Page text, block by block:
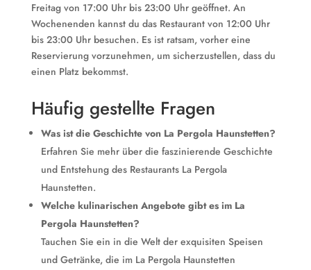
Freitag von 17:00 Uhr bis 23:00 Uhr geöffnet. An
Wochenenden kannst du das Restaurant von 12:00 Uhr
bis 23:00 Uhr besuchen. Es ist ratsam, vorher eine
Reservierung vorzunehmen, um sicherzustellen, dass du
einen Platz bekommst.
Häufig gestellte Fragen
Was ist die Geschichte von La Pergola Haunstetten?
Erfahren Sie mehr über die faszinierende Geschichte
und Entstehung des Restaurants La Pergola
Haunstetten.
Welche kulinarischen Angebote gibt es im La
Pergola Haunstetten?
Tauchen Sie ein in die Welt der exquisiten Speisen
und Getränke, die im La Pergola Haunstetten